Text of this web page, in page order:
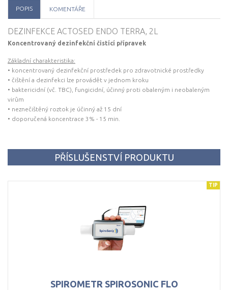
POPIS KOMENTÁŘE
DEZINFEKCE ACTOSED ENDO TERRA, 2L
Koncentrovaný dezinfekční čistící přípravek
Základní charakteristika:
• koncentrovaný dezinfekční prostředek pro zdravotnické prostředky
• čištění a dezinfekci lze provádět v jednom kroku
• baktericidní (vč. TBC), fungicidní, účinný proti obaleným i neobaleným
virům
• neznečištěný roztok je účinný až 15 dní
• doporučená koncentrace 3% - 15 min.
PŘÍSLUŠENSTVÍ PRODUKTU
SPIROMETR SPIROSONIC FLO
TIP